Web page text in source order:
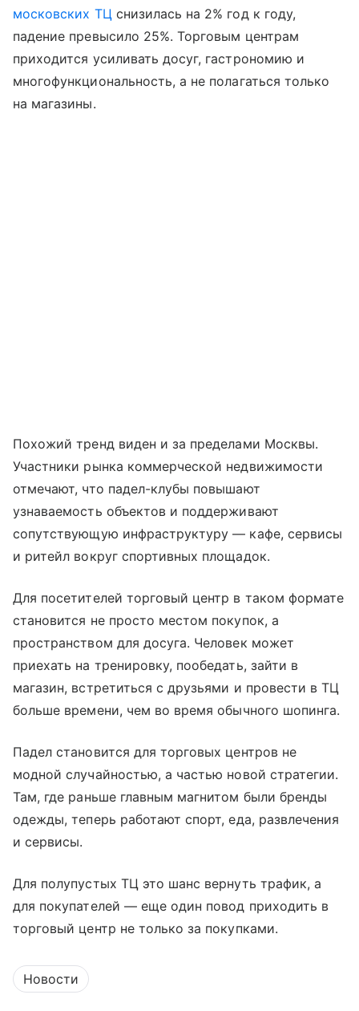
московских ТЦ снизилась на 2% год к году,
падение превысило 25%. Торговым центрам
приходится усиливать досуг, гастрономию и
многофункциональность, а не полагаться только
на магазины.
Похожий тренд виден и за пределами Москвы.
Участники рынка коммерческой недвижимости
отмечают, что падел-клубы повышают
узнаваемость объектов и поддерживают
сопутствующую инфраструктуру — кафе, сервисы
и ритейл вокруг спортивных площадок.
Для посетителей торговый центр в таком формате
становится не просто местом покупок, а
пространством для досуга. Человек может
приехать на тренировку, пообедать, зайти в
магазин, встретиться с друзьями и провести в ТЦ
больше времени, чем во время обычного шопинга.
Падел становится для торговых центров не
модной случайностью, а частью новой стратегии.
Там, где раньше главным магнитом были бренды
одежды, теперь работают спорт, еда, развлечения
и сервисы.
Для полупустых ТЦ это шанс вернуть трафик, а
для покупателей — еще один повод приходить в
торговый центр не только за покупками.
Новости